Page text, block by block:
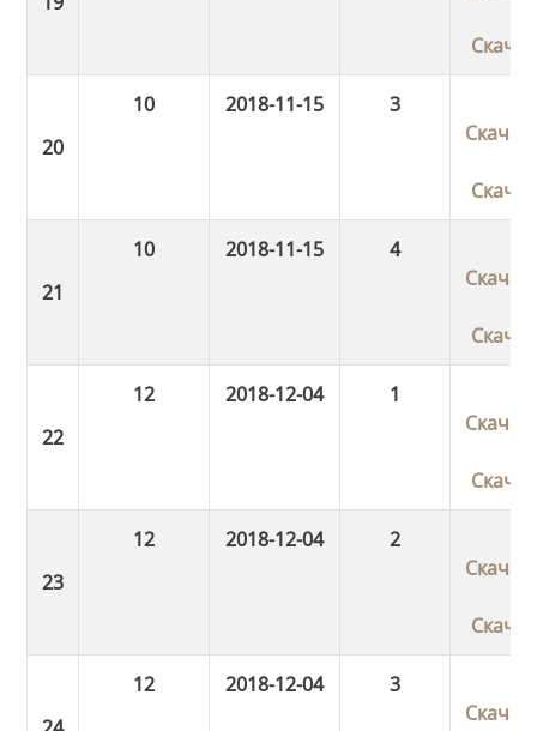
10 2018-11-15
3
10 2018-11-15
4
12 2018-12-04
1
12 2018-12-04
2
12 2018-12-04
3